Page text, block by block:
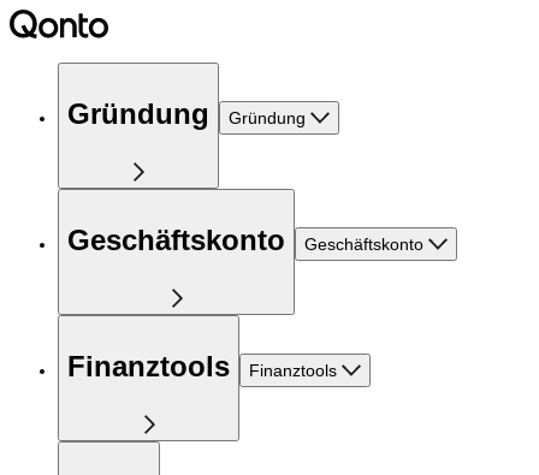
Gründung Gründung
Geschäftskonto Geschäftskonto
Finanztools Finanztools